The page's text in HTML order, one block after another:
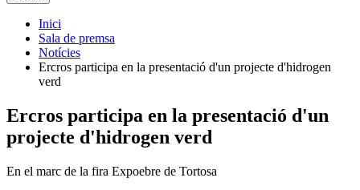
Inici
Sala de premsa
Notícies
Ercros participa en la presentació d'un projecte d'hidrogen
verd
Ercros participa en la presentació d'un
projecte d'hidrogen verd
En el marc de la fira Expoebre de Tortosa